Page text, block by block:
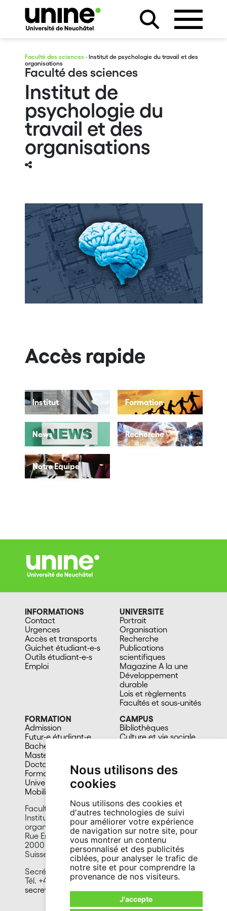
Nous utilisons des
cookies
Nous utilisons des cookies et
d'autres technologies de suivi
pour améliorer votre expérience
de navigation sur notre site, pour
vous montrer un contenu
personnalisé et des publicités
ciblées, pour analyser le trafic de
notre site et pour comprendre la
provenance de nos visiteurs.
J'accepte
Faculté des sciences · Institut de psychologie du travail et des
organisations
Faculté des sciences
Institut de
psychologie du
travail et des
organisations
Accès rapide
Institut Formation
News Recherche
Notre Equipe
INFORMATIONS
Contact
Urgences
Accès et transports
Guichet étudiant-e-s
Outils étudiant-e-s
Emploi
UNIVERSITE
Portrait
Organisation
Recherche
Publications
scientifiques
Magazine A la une
Développement
durable
Lois et règlements
Facultés et sous-unités
FORMATION
Admission
Futur-e étudiant-e
Bachelors
Masters
Doctorat
Formation continue
Université du 3e âge
Mobilité
CAMPUS
Bibliothèques
Culture et vie sociale
Cafétérias
En images
Faculté des sciences
Institut de psychologie du travail et des
organisations
Rue Emile-Argand 11
2000 Neuchâtel
Suisse
Secrétariat:
Tél. +41 32 718 13 90
secretariat.ipto@unine.ch